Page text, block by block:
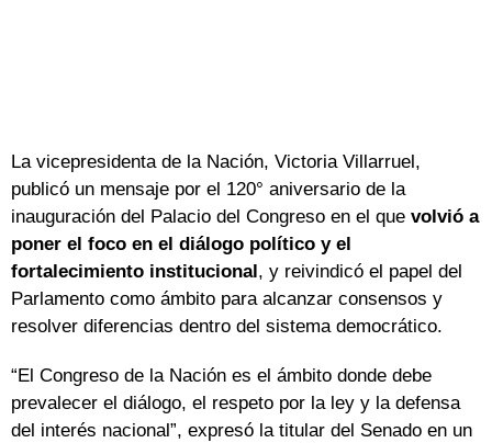
La vicepresidenta de la Nación, Victoria Villarruel,
publicó un mensaje por el 120° aniversario de la
inauguración del Palacio del Congreso en el que volvió a
poner el foco en el diálogo político y el
fortalecimiento institucional, y reivindicó el papel del
Parlamento como ámbito para alcanzar consensos y
resolver diferencias dentro del sistema democrático.
“El Congreso de la Nación es el ámbito donde debe
prevalecer el diálogo, el respeto por la ley y la defensa
del interés nacional”, expresó la titular del Senado en un